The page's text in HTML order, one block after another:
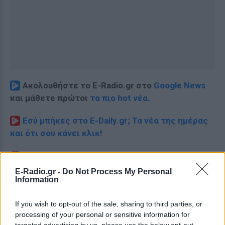
E-Radio.gr - Do Not Process My Personal
Information
If you wish to opt-out of the sale, sharing to third parties, or
processing of your personal or sensitive information for
Ακολουθήστε το E-Radio.gr στο Google News
και μάθετε πρώτοι τα πιο hot νέα.
Εσύ μπήκες στο E-Daily.gr; Τα νέα της ημέρας
και ότι σου κάνει κλικ!
Ακολουθήστε το E-Radio.gr και στο Instagram
ΔΙΑΦΗΜΙΣΗ